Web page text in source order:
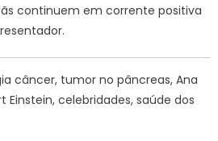
continuem em corrente positiva
câncer, tumor no pâncreas, Ana
Einstein, celebridades, saúde dos